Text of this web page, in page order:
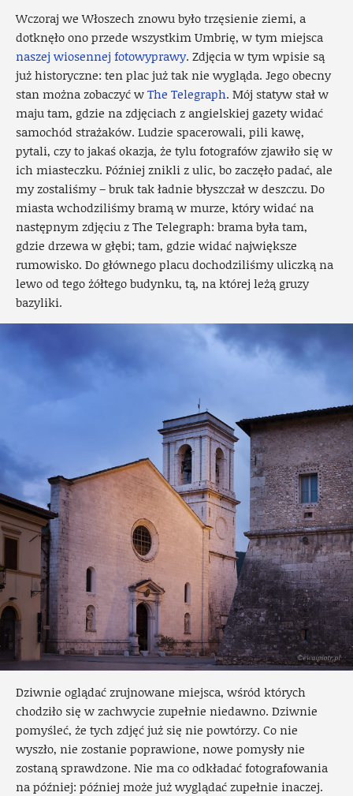
Wczoraj we Włoszech znowu było trzęsienie ziemi, a
dotknęło ono przede wszystkim Umbrię, w tym miejsca
naszej wiosennej fotowyprawy. Zdjęcia w tym wpisie są
już historyczne: ten plac już tak nie wygląda. Jego obecny
stan można zobaczyć wThe Telegraph. Mój statyw stał w
maju tam, gdzie na zdjęciach z angielskiej gazety widać
samochód strażaków. Ludzie spacerowali, pili kawę,
pytali, czy to jakaś okazja, że tylu fotografów zjawiło się w
ich miasteczku. Później znikli z ulic, bo zaczęło padać, ale
my zostaliśmy – bruk tak ładnie błyszczał w deszczu. Do
miasta wchodziliśmy bramą w murze, który widać na
następnym zdjęciu z The Telegraph: brama była tam,
gdzie drzewa w głębi; tam, gdzie widać największe
rumowisko. Do głównego placu dochodziliśmy uliczką na
lewo od tego żółtego budynku, tą, na której leżą gruzy
bazyliki.
Dziwnie oglądać zrujnowane miejsca, wśród których
chodziło się w zachwycie zupełnie niedawno. Dziwnie
pomyśleć, że tych zdjęć już się nie powtórzy. Co nie
wyszło, nie zostanie poprawione, nowe pomysły nie
zostaną sprawdzone. Nie ma co odkładać fotografowania
na później: później może już wyglądać zupełnie inaczej.